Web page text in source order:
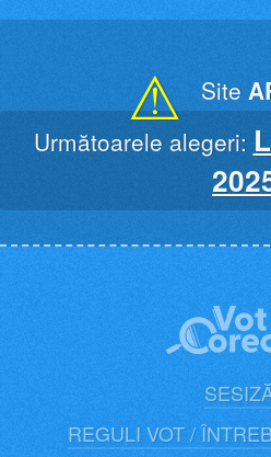
⚠ Site
Următoarele alegeri:
REGULI VOT /